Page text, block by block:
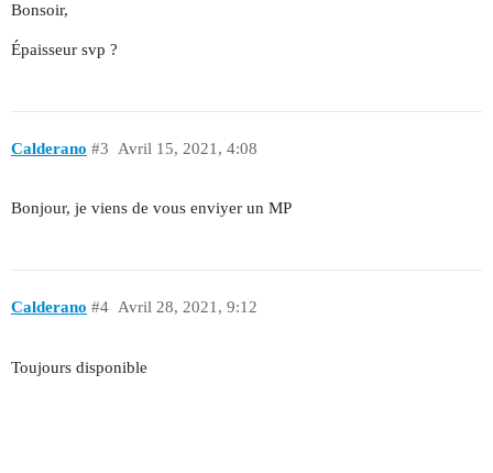
Bonsoir,
Épaisseur svp ?
Calderano Avril 15, 2021, 4:08
#3
Bonjour, je viens de vous enviyer un MP
Calderano Avril 28, 2021, 9:12
#4
Toujours disponible